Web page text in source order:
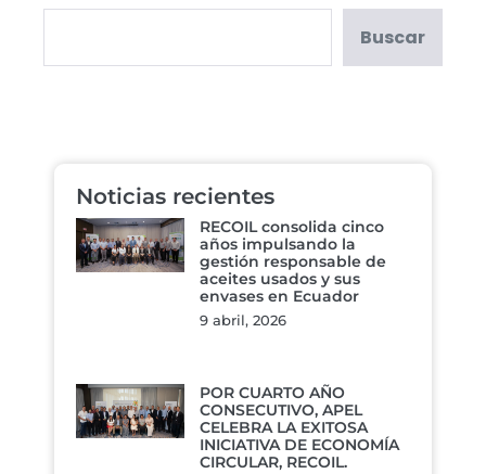
Buscar
Noticias recientes
RECOIL consolida cinco
años impulsando la
gestión responsable de
aceites usados y sus
envases en Ecuador
9 abril, 2026
POR CUARTO AÑO
CONSECUTIVO, APEL
CELEBRA LA EXITOSA
INICIATIVA DE ECONOMÍA
CIRCULAR, RECOIL.